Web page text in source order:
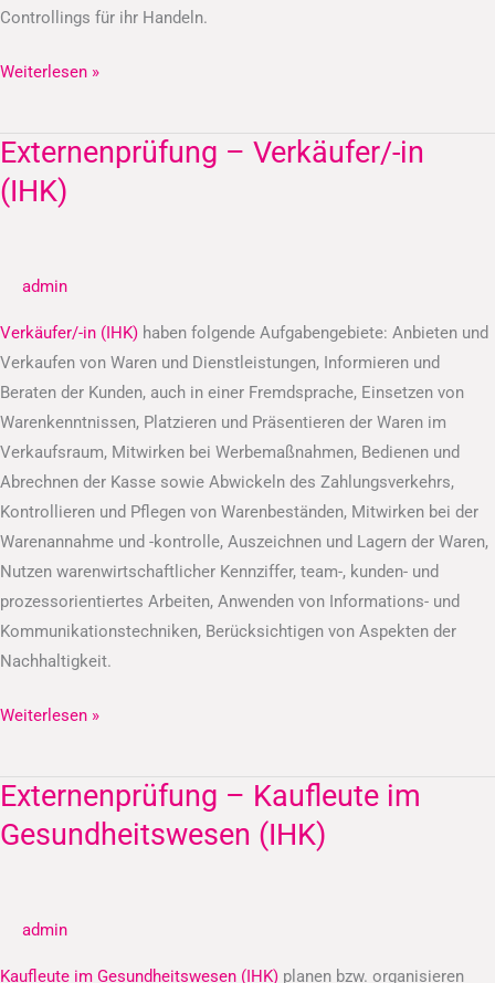
Controllings für ihr Handeln.
Weiterlesen »
Externenprüfung – Verkäufer/-in
(IHK)
admin
Verkäufer/-in (IHK) haben folgende Aufgabengebiete: Anbieten und
Verkaufen von Waren und Dienstleistungen, Informieren und
Beraten der Kunden, auch in einer Fremdsprache, Einsetzen von
Warenkenntnissen, Platzieren und Präsentieren der Waren im
Verkaufsraum, Mitwirken bei Werbemaßnahmen, Bedienen und
Abrechnen der Kasse sowie Abwickeln des Zahlungsverkehrs,
Kontrollieren und Pflegen von Warenbeständen, Mitwirken bei der
Warenannahme und -kontrolle, Auszeichnen und Lagern der Waren,
Nutzen warenwirtschaftlicher Kennziffer, team-, kunden- und
prozessorientiertes Arbeiten, Anwenden von Informations- und
Kommunikationstechniken, Berücksichtigen von Aspekten der
Nachhaltigkeit.
Externenprüfung
–
Verkäufer/-
Weiterlesen »
Externenprüfung – Kaufleute im
Gesundheitswesen (IHK)
admin
Kaufleute im Gesundheitswesen (IHK) planen bzw. organisieren
Externenprüfung
–
Kaufleute
(IHK)